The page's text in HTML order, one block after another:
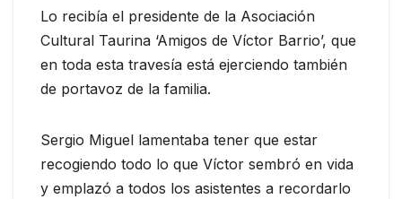
Lo recibía el presidente de la Asociación
Cultural Taurina ‘Amigos de Víctor Barrio’, que
en toda esta travesía está ejerciendo también
de portavoz de la familia.
Sergio Miguel lamentaba tener que estar
recogiendo todo lo que Víctor sembró en vida
y emplazó a todos los asistentes a recordarlo